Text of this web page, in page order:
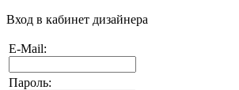
Вход в кабинет дизайнера
E-Mail:
Пароль: